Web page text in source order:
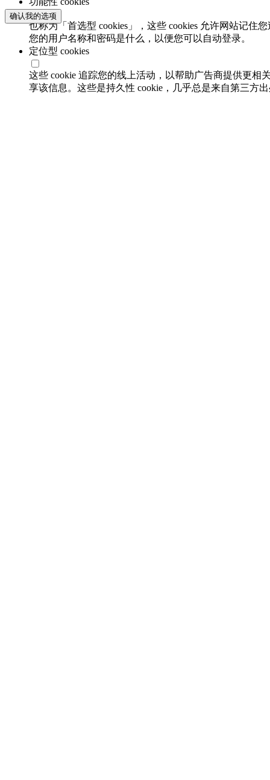
也称为「首选型 cookies」，这些 cookies 允许网站记
您的用户名称和密码是什么，以便您可以自动登录。
定位型 cookies
这些 cookie 追踪您的线上活动，以帮助广告商提供更相
享该信息。这些是持久性 cookie，几乎总是来自第三方
确认我的选项